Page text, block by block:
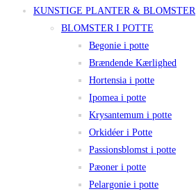
KUNSTIGE PLANTER & BLOMSTER
BLOMSTER I POTTE
Begonie i potte
Brændende Kærlighed
Hortensia i potte
Ipomea i potte
Krysantemum i potte
Orkidéer i Potte
Passionsblomst i potte
Pæoner i potte
Pelargonie i potte